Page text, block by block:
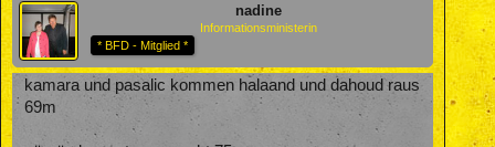
nadine
Informationsministerin
* BFD - Mitglied *
kamara und pasalic kommen halaand und dahoud raus
69m